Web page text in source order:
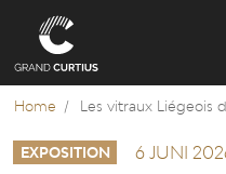
de
gaan
Home Les vitraux Liégeois
EXPOSITION 6 JUNI